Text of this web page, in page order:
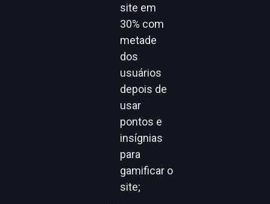
site em
30% com
metade
dos
usuários
depois de
usar
pontos e
insígnias
para
gamificar o
site;